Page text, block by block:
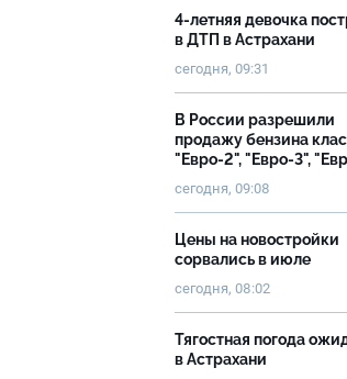
4-летняя девочка
в ДТП в Астрахани
сегодня, 09:31
В России разрешили
продажу бензина
"Евро-2", "Евро-3",
сегодня, 09:08
Цены на новостройки
сорвались в июле
сегодня, 08:02
Тягостная погода
в Астрахани